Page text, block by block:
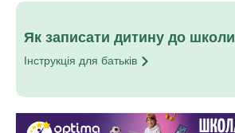
Як записати дитину до школи
Інструкція для батьків